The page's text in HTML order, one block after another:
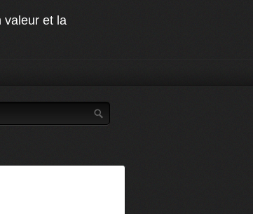
valeur et la